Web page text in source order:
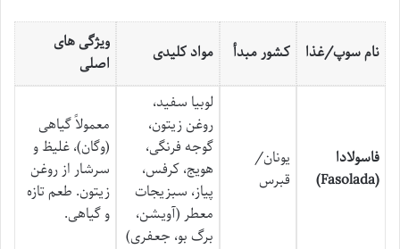
نام سوپ/غذا کشور مبدأ مواد کلیدی
ویژگی های
اصلی
فاسولادا
(Fasolada)
یونان/
قبرس
لوبیا سفید،
روغن زیتون،
گوجه فرنگی،
هویج، کرفس،
پیاز، سبزیجات
معطر (آویشن،
برگ بو، جعفری)
معمولاً گیاهی
(وگان)، غلیظ و
سرشار از روغن
زیتون. طعم تازه
و گیاهی.